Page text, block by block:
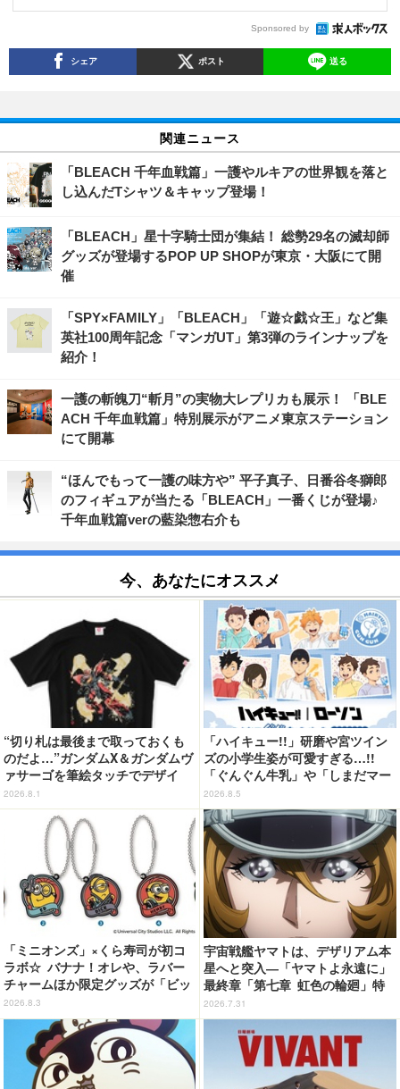
Sponsored by
シェア ポスト 送る
関連ニュース
「BLEACH 千年血戦篇」一護やルキアの世界観を落と
し込んだTシャツ＆キャップ登場！
「BLEACH」星十字騎士団が集結！ 総勢29名の滅却師
グッズが登場するPOP UP SHOPが東京・大阪にて開
催
「SPY×FAMILY」「BLEACH」「遊☆戯☆王」など集
英社100周年記念「マンガUT」第3弾のラインナップを
紹介！
一護の斬魄刀“斬月”の実物大レプリカも展示！ 「BLE
ACH 千年血戦篇」特別展示がアニメ東京ステーション
にて開幕
“ほんでもって一護の味方や” 平子真子、日番谷冬獅郎
のフィギュアが当たる「BLEACH」一番くじが登場♪
千年血戦篇verの藍染惣右介も
今、あなたにオススメ
“切り札は最後まで取っておくも
のだよ…”ガンダムX＆ガンダムヴ
ァサーゴを筆絵タッチでデザイ
ン！「ガンダムX」Tシャツ発売
2026.8.1
「ハイキュー!!」研磨や宮ツイン
ズの小学生姿が可愛すぎる…!!
「ぐんぐん牛乳」や「しまだマー
ト」デザインのグッズも!? ロー
ソン限定グッズが登場！
2026.8.5
「ミニオンズ」×くら寿司が初コ
ラボ☆ バナナ！オレや、ラバー
チャームほか限定グッズが「ビッ
くらポン！」に登場【8月7日～】
2026.8.3
宇宙戦艦ヤマトは、デザリアム本
星へと突入―「ヤマトよ永遠に」
最終章「第七章 虹色の輪廻」特
報映像が公開！加藤直之新規描き
下ろし特製スリーブのBlu-ray＆D
VD情報も
2026.7.31